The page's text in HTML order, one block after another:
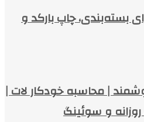
بسته‌بندی، چاپ بارکد و
| محاسبه خودکار لات |
و سوئینگ